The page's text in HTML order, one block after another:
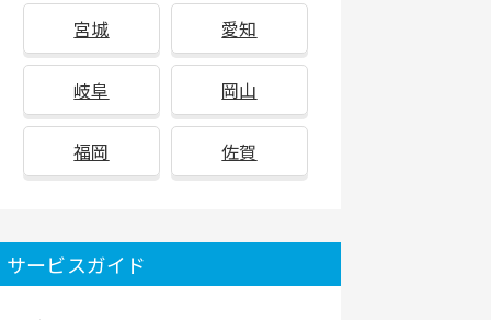
宮城 愛知
岐阜 岡山
福岡 佐賀
サービスガイド